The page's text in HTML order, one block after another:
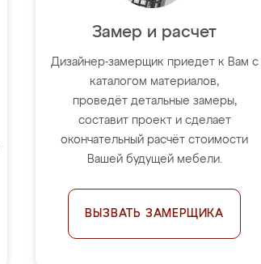
Замер и расчет
Дизайнер-замерщик приедет к Вам с
каталогом материалов,
проведёт детальные замеры,
составит проект и сделает
окончательный расчёт стоимости
Вашей будущей мебели.
ВЫЗВАТЬ ЗАМЕРЩИКА